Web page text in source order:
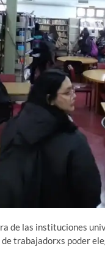
de las instituciones
trabajadorxs poder